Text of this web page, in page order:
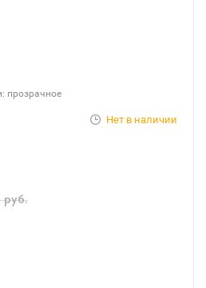
прозрачное
Нет в наличии
руб.